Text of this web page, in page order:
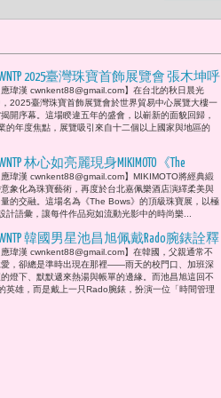
2025臺灣珠寶首飾展覽會 張木坤呼
匯聚全球創意 點亮亞洲珠寶新章 發
「文化美學 全球視野」佳達珠寶、
祥珊瑚與一品一典藏藝術 現場展售反
應瑋漢 cwnkent88@gmail.com】在台北的秋日晨光
2025臺灣珠寶首飾展覽會於世界貿易中心展覽大樓一
開序幕。這場睽違五年的盛會，以嶄新的面貌回歸，
的年度焦點，展覽吸引來自十二個以上國家與地區的
林心如亮麗現身MIKIMOTO《The
》頂級珠寶展：珍珠與女性的詩意
峰 華美綻放
應瑋漢 cwnkent88@gmail.com】MIKIMOTO將經典緞
象化為珠寶藝術，再度於台北嘉佩樂酒店演繹柔美與
量的交融。這場名為《The Bows》的頂級珠寶展，以極
計語彙，讓每件作品宛如流動光影中的時尚樂...
韓國男星池昌旭佩戴Rado腕錶詮釋
父愛之形 父愛秒針 時間無聲 卻最深
應瑋漢 cwnkent88@gmail.com】在韓國，父親通常不
，卻總是準時出現在那裡——雨天的校門口、加班深
燈下、默默遞來熱湯與帳單的邊緣。而池昌旭這回不
英雄，而是戴上一只Rado腕錶，扮演一位「時間管理